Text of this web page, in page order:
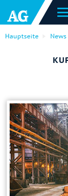
Hauptseite News